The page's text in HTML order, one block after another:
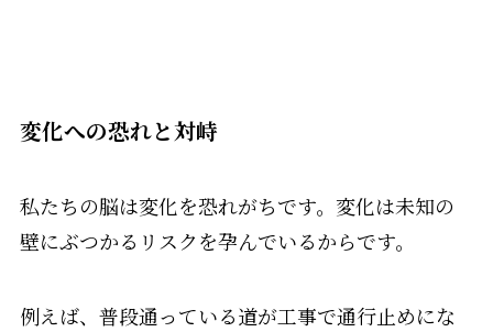
変化への恐れと対峙
私たちの脳は変化を恐れがちです。変化は未知の
壁にぶつかるリスクを孕んでいるからです。
例えば、普段通っている道が工事で通行止めにな